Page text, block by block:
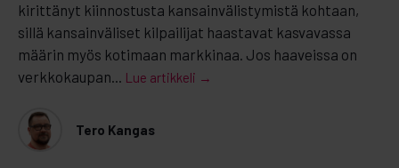
kirittänyt kiinnostusta kansainvälistymistä kohtaan,
sillä kansainväliset kilpailijat haastavat kasvavassa
määrin myös kotimaan markkinaa. Jos haaveissa on
verkkokaupan... Lue artikkeli →
Tero Kangas